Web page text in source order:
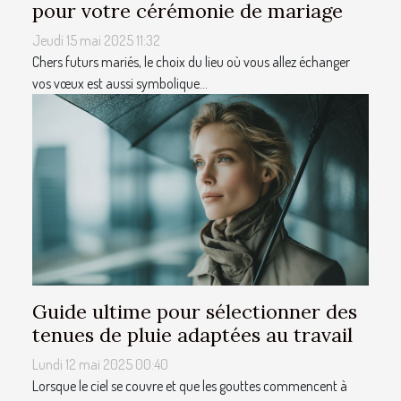
pour votre cérémonie de mariage
Jeudi 15 mai 2025 11:32
Chers futurs mariés, le choix du lieu où vous allez échanger
vos vœux est aussi symbolique...
Guide ultime pour sélectionner des
tenues de pluie adaptées au travail
Lundi 12 mai 2025 00:40
Lorsque le ciel se couvre et que les gouttes commencent à